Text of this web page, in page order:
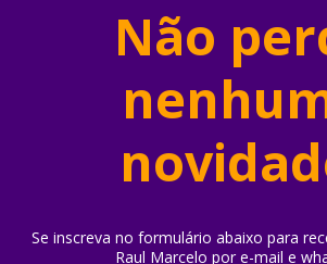
Não
Se inscreva no formulário abaixo para
Raul Marcelo por e-mail e